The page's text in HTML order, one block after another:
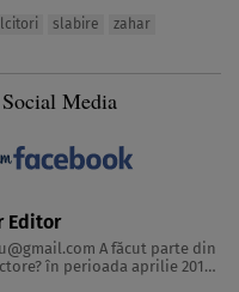
slabire zahar
Media
Editor
în perioada aprilie 2013-